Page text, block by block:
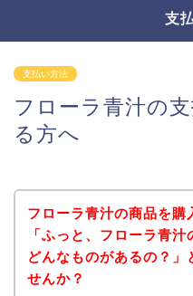
支
支払い方法
フローラ青汁の
る方へ
フローラ青汁の商品を購
「ふっと、フローラ青
どんなものがあるの？」
せんか？